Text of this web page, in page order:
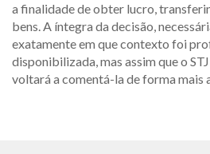
a finalidade de obter lucro,
bens. A íntegra da decisão,
exatamente em que contexto foi
disponibilizada, mas assim que o
voltará a comentá-la de forma mais